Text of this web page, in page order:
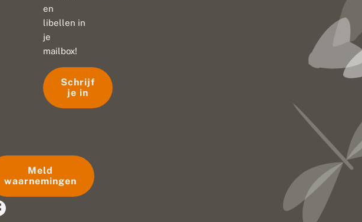
en
libellen in
je
mailbox!
Schrijf
je in
Meld
waarnemingen